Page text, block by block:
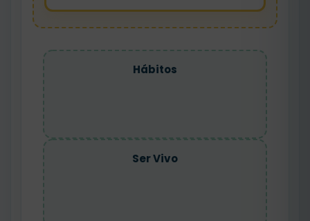
Hábitos
Ser Vivo